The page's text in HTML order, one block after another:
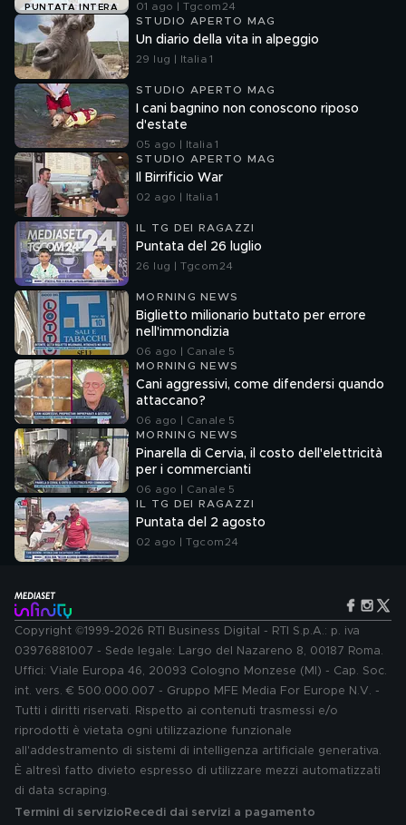
PUNTATA INTERA
01 ago | Tgcom24
STUDIO APERTO MAG
Un diario della vita in alpeggio
29 lug | Italia 1
STUDIO APERTO MAG
I cani bagnino non conoscono riposo
d'estate
05 ago | Italia 1
STUDIO APERTO MAG
Il Birrificio War
02 ago | Italia 1
IL TG DEI RAGAZZI
Puntata del 26 luglio
26 lug | Tgcom24
MORNING NEWS
Biglietto milionario buttato per errore
nell'immondizia
06 ago | Canale 5
MORNING NEWS
Cani aggressivi, come difendersi quando
attaccano?
06 ago | Canale 5
MORNING NEWS
Pinarella di Cervia, il costo dell'elettricità
per i commercianti
06 ago | Canale 5
IL TG DEI RAGAZZI
Puntata del 2 agosto
02 ago | Tgcom24
Copyright ©1999-2026 RTI Business Digital - RTI S.p.A.: p. iva
03976881007 - Sede legale: Largo del Nazareno 8, 00187 Roma.
Uffici: Viale Europa 46, 20093 Cologno Monzese (MI) - Cap. Soc.
int. vers. € 500.000.007 - Gruppo MFE Media For Europe N.V. -
Tutti i diritti riservati. Rispetto ai contenuti trasmessi e/o
riprodotti è vietata ogni utilizzazione funzionale
all'addestramento di sistemi di intelligenza artificiale generativa.
È altresì fatto divieto espresso di utilizzare mezzi automatizzati
di data scraping.
Termini di servizio Recedi dai servizi a pagamento